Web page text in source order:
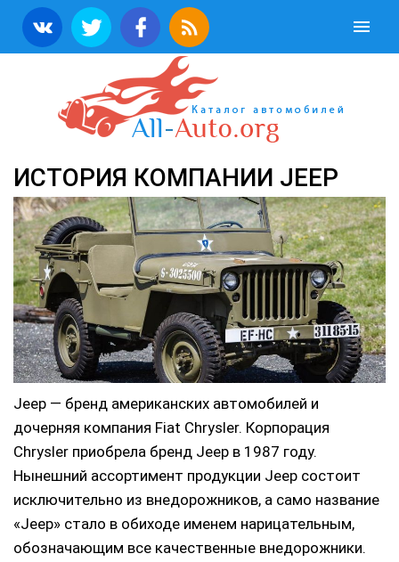
ИСТОРИЯ КОМПАНИИ JEEP
Jeep — бренд американских автомобилей и
дочерняя компания Fiat Chrysler. Корпорация
Chrysler приобрела бренд Jeep в 1987 году.
Нынешний ассортимент продукции Jeep состоит
исключительно из внедорожников, а само название
«Jeep» стало в обиходе именем нарицательным,
обозначающим все качественные внедорожники.